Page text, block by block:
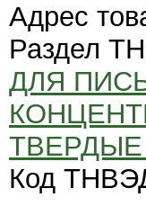
Адрес
Раздел
ДЛЯ
Код